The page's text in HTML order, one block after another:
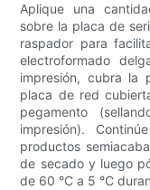
Aplique una
sobre la placa de
raspador para
electroformado
impresión, cubra la
placa de red
pegamento
impresión).
productos
de secado y luego
de 60 °C a 5 °C